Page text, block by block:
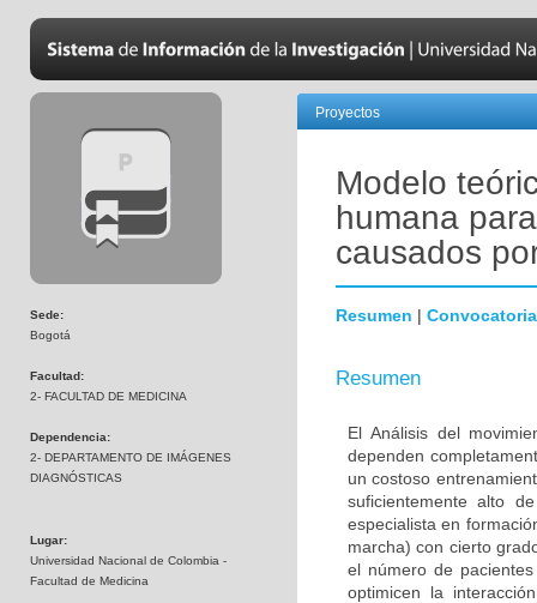
Sede:
Bogotá
Facultad:
2- FACULTAD DE MEDICINA
Dependencia:
2- DEPARTAMENTO DE IMÁGENES
DIAGNÓSTICAS
Lugar:
Universidad Nacional de Colombia -
Facultad de Medicina
Proyectos
Modelo
humana
causados
Resumen | Convocatoria
Resumen
El Análisis del
dependen
un costoso
suficientemente alto
especialista en
marcha) con cierto
el número de
optimicen la